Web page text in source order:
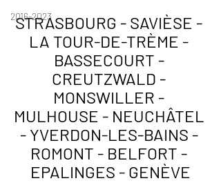
2016-2023
STRASBOURG - SAVIÈSE -
LA TOUR-DE-TRÈME -
BASSECOURT -
CREUTZWALD -
MONSWILLER -
MULHOUSE - NEUCHÂTEL
- YVERDON-LES-BAINS -
ROMONT - BELFORT -
EPALINGES - GENÈVE